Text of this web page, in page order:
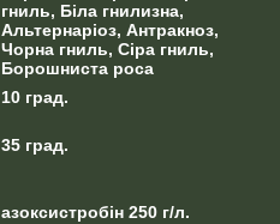
гниль, Біла гнилизна,
Альтернаріоз, Антракноз,
Чорна гниль, Сіра гниль,
Борошниста роса
10 град.
35 град.
азоксистробін 250 г/л.